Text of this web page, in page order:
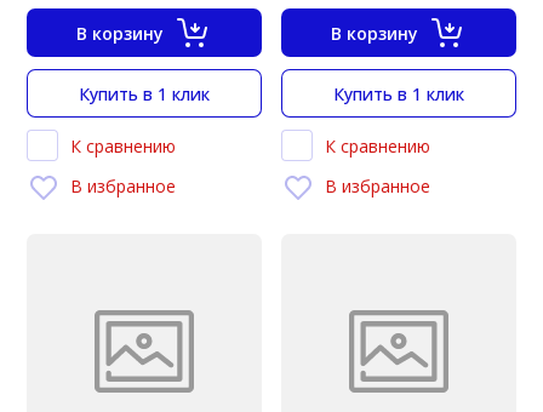
В корзину
Купить в 1 клик
К сравнению
В избранное
В корзину
Купить в 1 клик
К сравнению
В избранное